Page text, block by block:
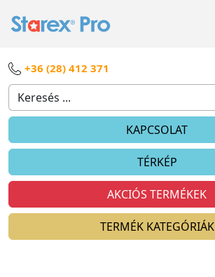
+36 (28) 412 371
KAPCSOLAT
TÉRKÉP
AKCIÓS TERMÉKEK
TERMÉK KATEGÓRIÁK